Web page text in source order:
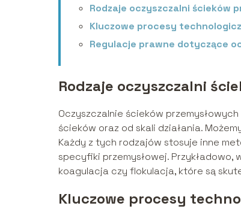
Rodzaje oczyszczalni ścieków
Kluczowe procesy
Regulacje prawne dotyczące
Rodzaje oczyszczalni
Oczyszczalnie ścieków
ścieków oraz od skali działania.
Każdy z tych rodzajów stosuje inne
specyfiki przemysłowej.
koagulacja czy flokulacja, które są
Kluczowe procesy